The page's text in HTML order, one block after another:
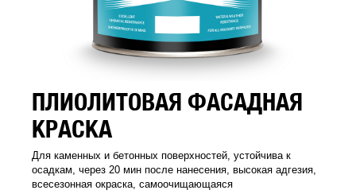
ПЛИОЛИТОВАЯ ФАСАДНАЯ
КРАСКА
Для каменных и бетонных поверхностей, устойчива к
осадкам, через 20 мин после нанесения, высокая адгезия,
всесезонная окраска, самоочищающаяся